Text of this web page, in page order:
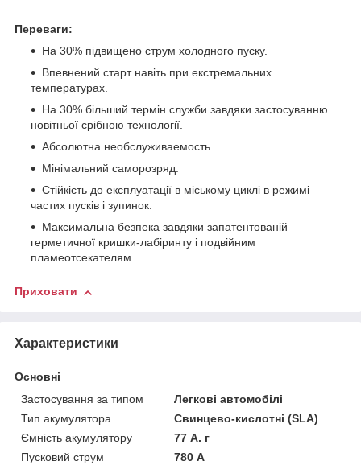
Переваги:
На 30% підвищено струм холодного пуску.
Впевнений старт навіть при екстремальних
температурах.
На 30% більший термін служби завдяки застосуванню
новітньої срібною технології.
Абсолютна необслуживаемость.
Мінімальний саморозряд.
Стійкість до експлуатації в міському циклі в режимі
частих пусків і зупинок.
Максимальна безпека завдяки запатентованій
герметичної кришки-лабіринту і подвійним
пламеотсекателям.
Приховати
Характеристики
Основні
Застосування за типом
Легкові автомобілі
Тип акумулятора
Свинцево-кислотні (SLA)
Ємність акумулятору
77 А. г
Пусковий струм
780 А